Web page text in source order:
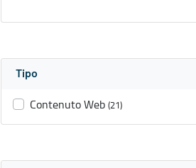
Tipo
Contenuto Web (21)